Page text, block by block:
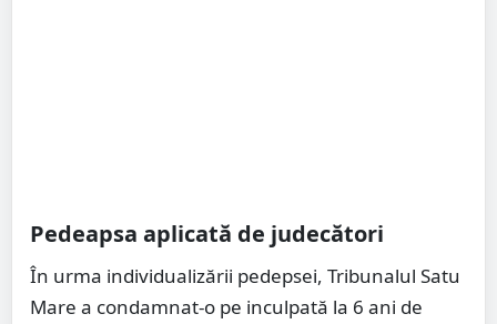
Pedeapsa aplicată de judecători
În urma individualizării pedepsei, Tribunalul Satu
Mare a condamnat-o pe inculpată la 6 ani de